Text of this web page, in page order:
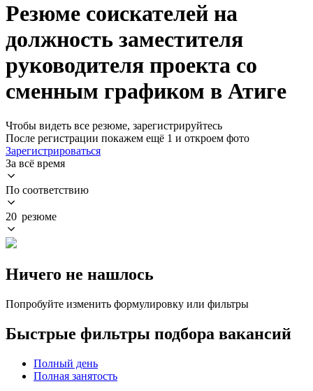
Резюме соискателей на
должность заместителя
руководителя проекта со
сменным графиком в Атиге
Чтобы видеть все резюме, зарегистрируйтесь
После регистрации покажем ещё 1 и откроем фото
Зарегистрироваться
За всё время
По соответствию
20 резюме
Ничего не нашлось
Попробуйте изменить формулировку или фильтры
Быстрые фильтры подбора вакансий
Полный день
Полная занятость